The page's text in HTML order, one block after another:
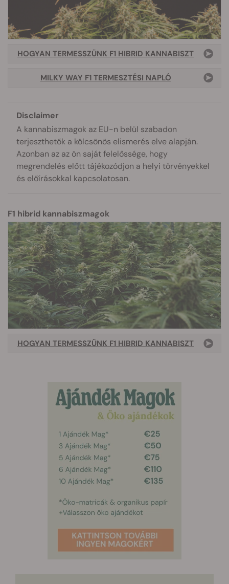
HOGYAN TERMESSZÜNK F1 HIBRID KANNABISZT
MILKY WAY F1 TERMESZTÉSI NAPLÓ
Disclaimer
A kannabiszmagok az EU-n belül szabadon
terjeszthetők a kölcsönös elismerés elve alapján.
Azonban az az ön saját felelőssége, hogy
megrendelés előtt tájékozódjon a helyi törvényekkel
és előírásokkal kapcsolatosan.
F1 hibrid kannabiszmagok
HOGYAN TERMESSZÜNK F1 HIBRID KANNABISZT